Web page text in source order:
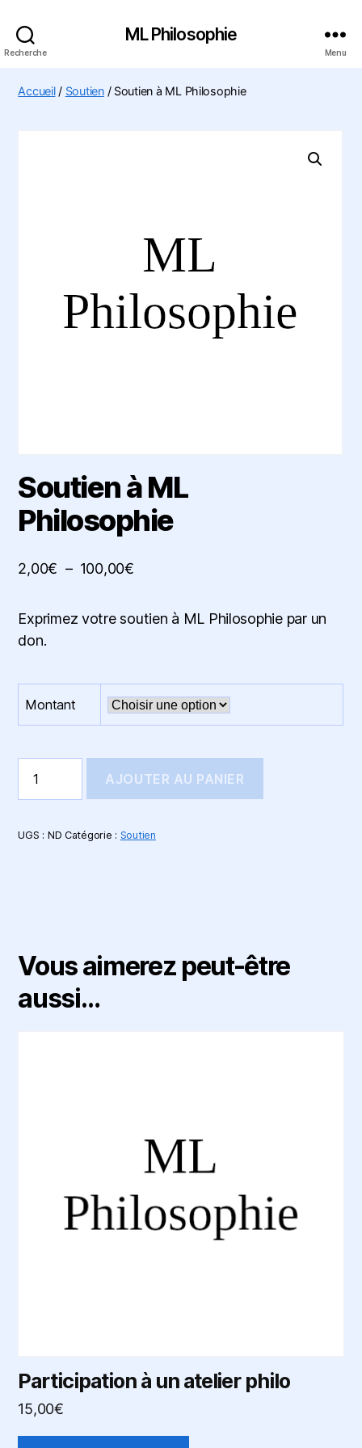
Recherche
ML Philosophie
Menu
Accueil/ Soutien/ Soutien à ML Philosophie
Soutien à ML
Philosophie
2,00€ – 100,00€Plage
prix :
Exprimez votre soutien à ML Philosophie par un
don.
Montant
Soutien
ML
AJOUTER AU PANIER
UGS : ND Catégorie : Soutien
Vous aimerez peut-être
aussi…
Participation à un atelier philo
15,00€